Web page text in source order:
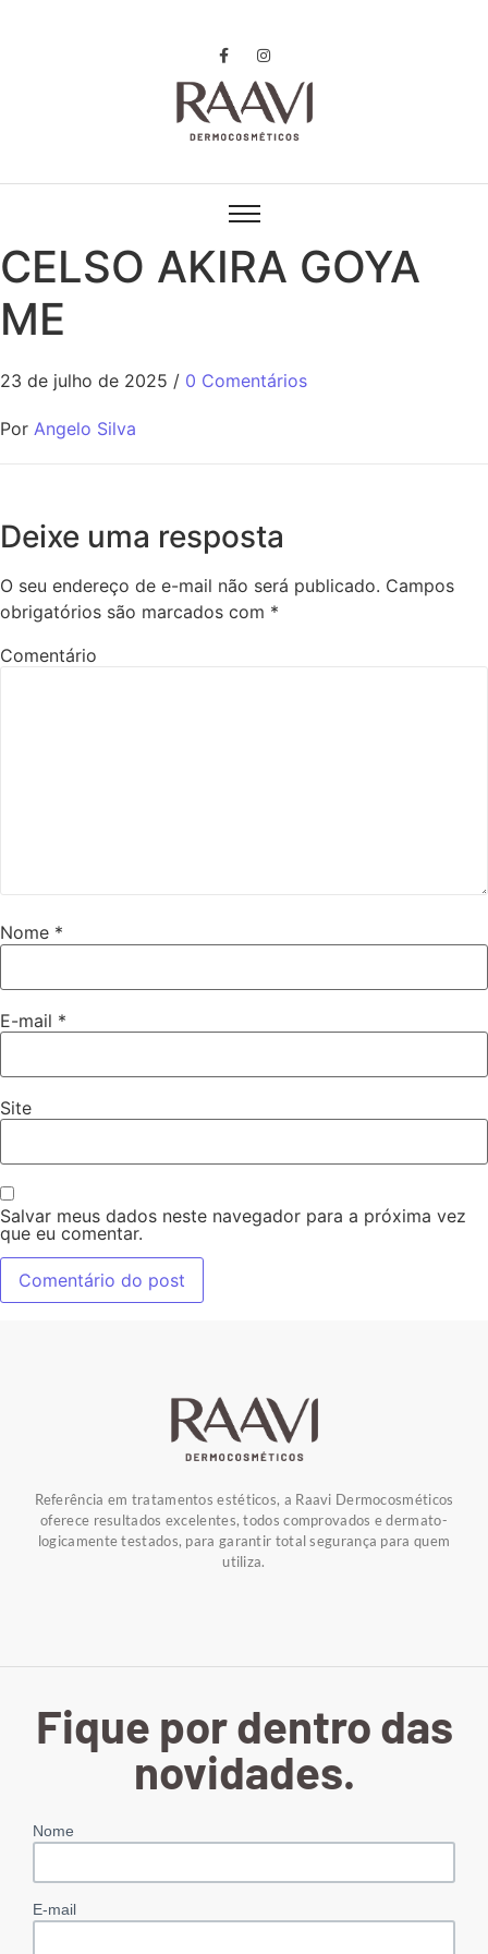
CELSO AKIRA GOYA
ME
23 de julho de 2025 / 0 Comentários
Por Angelo Silva
Deixe uma resposta
O seu endereço de e-mail não será publicado. Campos
obrigatórios são marcados com *
Comentário
Nome *
E-mail *
Site
Salvar meus dados neste navegador para a próxima vez
que eu comentar.
Referência em tratamentos estéticos, a Raavi Dermocosméticos
oferece resultados excelentes, todos comprovados e dermato-
logicamente testados, para garantir total segurança para quem
utiliza.
Fique por dentro das
novidades.
Nome
E-mail